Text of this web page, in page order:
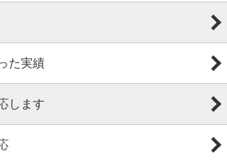
た実績
します